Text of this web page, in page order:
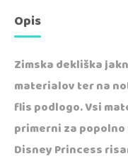
Opis
Zimska dekliška
materialov ter na
flis podlogo. Vsi
primerni za
Disney Princess